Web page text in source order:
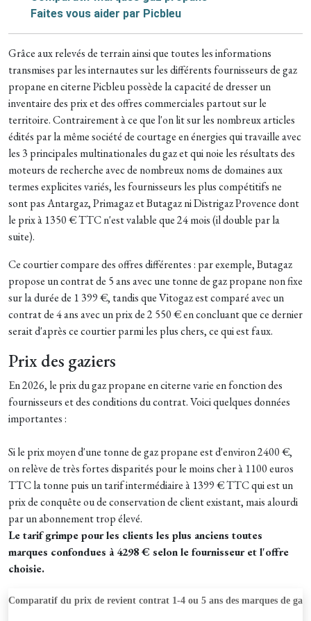
Faites vous aider par Picbleu
Grâce aux relevés de terrain ainsi que toutes les informations
transmises par les internautes sur les différents fournisseurs de gaz
propane en citerne Picbleu possède la capacité de dresser un
inventaire des prix et des offres commerciales partout sur le
territoire. Contrairement à ce que l'on lit sur les nombreux articles
édités par la même société de courtage en énergies qui travaille avec
les 3 principales multinationales du gaz et qui noie les résultats des
moteurs de recherche avec de nombreux noms de domaines aux
termes explicites variés, les fournisseurs les plus compétitifs ne
sont pas Antargaz, Primagaz et Butagaz ni Distrigaz Provence dont
le prix à 1350 € TTC n'est valable que 24 mois (il double par la
suite).
Ce courtier compare des offres différentes : par exemple, Butagaz
propose un contrat de 5 ans avec une tonne de gaz propane non fixe
sur la durée de 1 399 €, tandis que Vitogaz est comparé avec un
contrat de 4 ansavec un prix de 2 550 € en concluant que ce dernier
serait d'après ce courtierparmi les plus chers, ce qui est faux.
Prix des gaziers
En 2026, le prix du gaz propane en citerne varie en fonction des
fournisseurs et des conditions du contrat. Voici quelques données
importantes :
Si le prix moyen d'une tonne de gaz propane est d'environ 2400 €,
on relève de très fortes disparités pour le moins cher à 1100 euros
TTC la tonne puis un tarif intermédiaire à 1399 € TTC qui est un
prix de conquête ou de conservation de client existant, mais alourdi
par un abonnement trop élevé.
Le tarif grimpe pour les clients les plus anciens toutes
marques confondues à 4298 € selon le fournisseur et l'offre
choisie.